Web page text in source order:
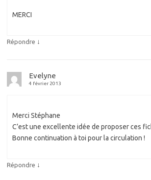
MERCI
Répondre ↓
Evelyne
4 février 2013
Merci Stéphane
C’est une excellente idée de proposer ces
Bonne continuation à toi pour la circulation !
Répondre ↓